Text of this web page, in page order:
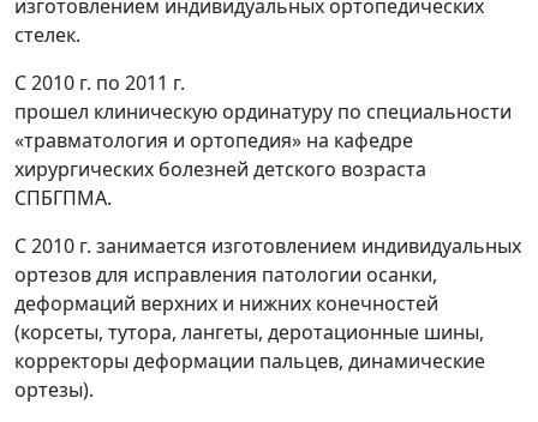
изготовлением индивидуальных ортопедических
стелек.
С 2010 г. по 2011 г.
прошел клиническую ординатуру по специальности
«травматология и ортопедия» на кафедре
хирургических болезней детского возраста
СПБГПМА.
С 2010 г. занимается изготовлением индивидуальных
ортезов для исправления патологии осанки,
деформаций верхних и нижних конечностей
(корсеты, тутора, лангеты, деротационные шины,
корректоры деформации пальцев, динамические
ортезы).